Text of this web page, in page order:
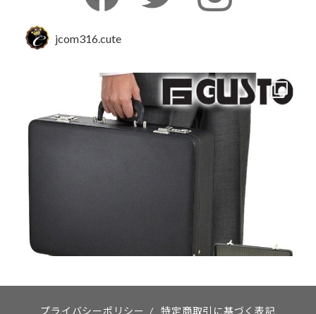
jcom316.cute
プライバシーポリシー / 特定商取引に基づく表記